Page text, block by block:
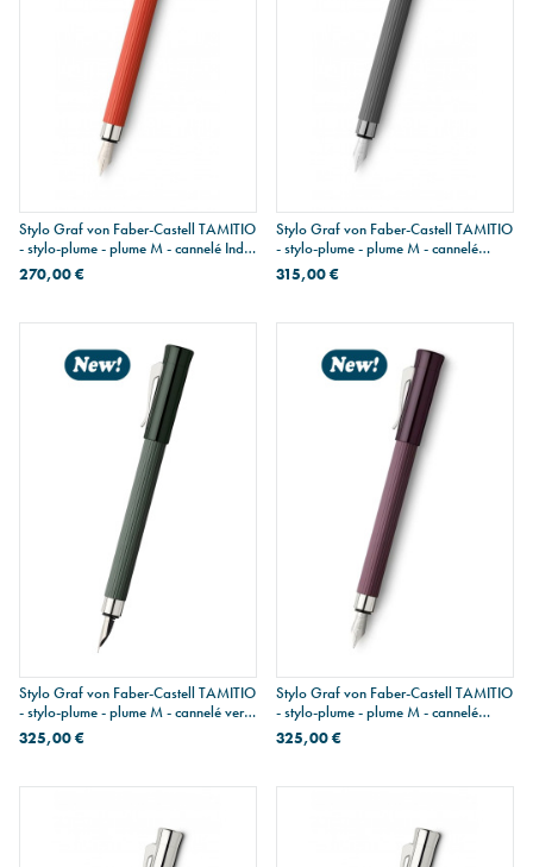
Stylo Graf von Faber-Castell TAMITIO
- stylo-plume - plume M - cannelé India
Red
270,00 €
Stylo Graf von Faber-Castell TAMITIO
- stylo-plume - plume M - cannelé
Stone Grey
315,00 €
Stylo Graf von Faber-Castell TAMITIO
- stylo-plume - plume M - cannelé vert
foncé
325,00 €
Stylo Graf von Faber-Castell TAMITIO
- stylo-plume - plume M - cannelé
bordeaux foncé
325,00 €